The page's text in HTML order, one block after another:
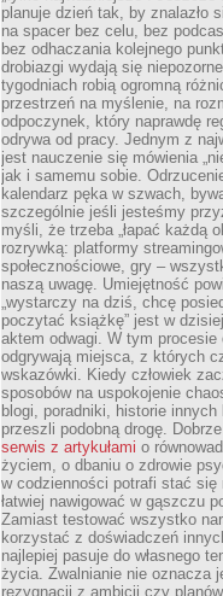
planuje dzień tak, by znalazło
na spacer bez celu, bez
bez odhaczania kolejnego
drobiazgi wydają się
tygodniach robią ogromną
przestrzeń na myślenie, na
odpoczynek, który naprawdę
odrywa od pracy. Jednym z
jest nauczenie się mówienia
jak i samemu sobie.
kalendarz pęka w szwach,
szczególnie jeśli jesteśmy
myśli, że trzeba „łapać każdą
rozrywką: platformy
społecznościowe, gry –
naszą uwagę. Umiejętność
„wystarczy na dziś, chcę
poczytać książkę” jest w
aktem odwagi. W tym procesie
odgrywają miejsca, z których
wskazówki. Kiedy człowiek
sposobów na uspokojenie
blogi, poradniki, historie
przeszli podobną drogę.
serwis z artykułami o
życiem, o dbaniu o zdrowie
w codzienności potrafi stać się
łatwiej nawigować w gąszczu
Zamiast testować wszystko
korzystać z doświadczeń
najlepiej pasuje do własnego
życia. Zwalnianie nie oznacza
rezygnacji z ambicji czy